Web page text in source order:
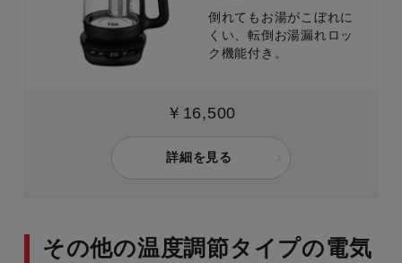
倒れてもお湯がこぼれに
くい、転倒お湯漏れロッ
ク機能付き。
￥16,500
詳細を見る
その他の温度調節タイプの電気